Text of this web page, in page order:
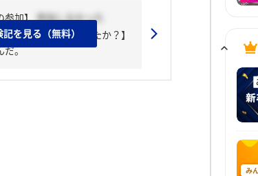
参加】 参加しなかった
はどんな風にしましたか？】
だ。
を見る（無料）